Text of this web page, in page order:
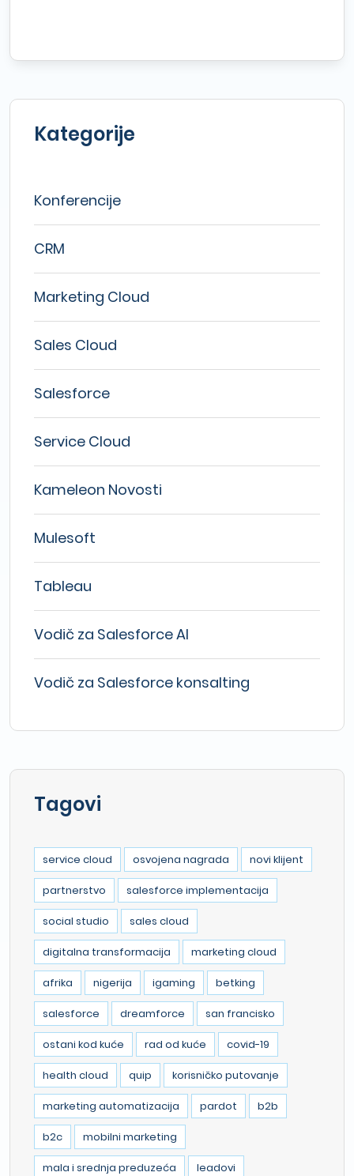
Kategorije
Konferencije
CRM
Marketing Cloud
Sales Cloud
Salesforce
Service Cloud
Kameleon Novosti
Mulesoft
Tableau
Vodič za Salesforce AI
Vodič za Salesforce konsalting
Tagovi
service cloud osvojena nagrada novi klijent
partnerstvo salesforce implementacija
social studio sales cloud
digitalna transformacija marketing cloud
afrika nigerija igaming betking
salesforce dreamforce san francisko
ostani kod kuće rad od kuće covid-19
health cloud quip korisničko putovanje
marketing automatizacija pardot b2b
b2c mobilni marketing
mala i srednja preduzeća leadovi